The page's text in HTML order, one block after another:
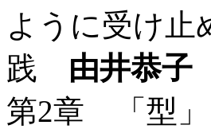
ように受け
践 由井恭子
第2章 「型」